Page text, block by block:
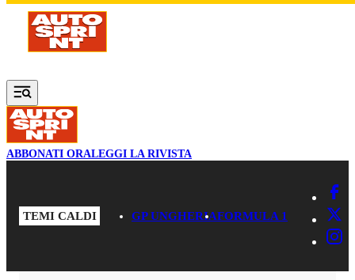
Vai al contenuto principale
ABBONATI ORALEGGI LA RIVISTA
TEMI CALDI GP UNGHERIAFORMULA 1